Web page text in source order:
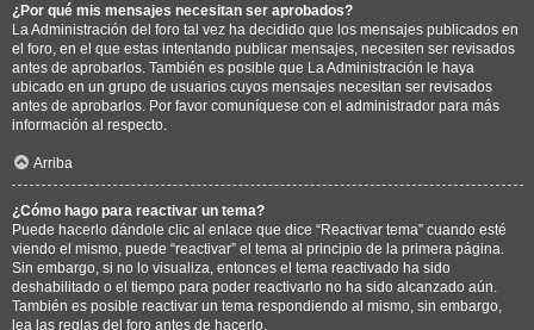
¿Por qué mis mensajes necesitan ser aprobados?
La Administración del foro tal vez ha decidido que los mensajes publicados en
el foro, en el que estas intentando publicar mensajes, necesiten ser revisados
antes de aprobarlos. También es posible que La Administración le haya
ubicado en un grupo de usuarios cuyos mensajes necesitan ser revisados
antes de aprobarlos. Por favor comuníquese con el administrador para más
información al respecto.
Arriba
¿Cómo hago para reactivar un tema?
Puede hacerlo dándole clic al enlace que dice “Reactivar tema” cuando esté
viendo el mismo, puede “reactivar” el tema al principio de la primera página.
Sin embargo, si no lo visualiza, entonces el tema reactivado ha sido
deshabilitado o el tiempo para poder reactivarlo no ha sido alcanzado aún.
También es posible reactivar un tema respondiendo al mismo, sin embargo,
lea las reglas del foro antes de hacerlo.